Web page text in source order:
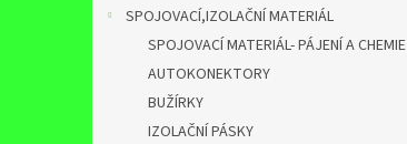
SPOJOVACÍ,IZOLAČNÍ MATERIÁL
SPOJOVACÍ MATERIÁL- PÁJENÍ A CHEMIE
AUTOKONEKTORY
BUŽÍRKY
IZOLAČNÍ PÁSKY